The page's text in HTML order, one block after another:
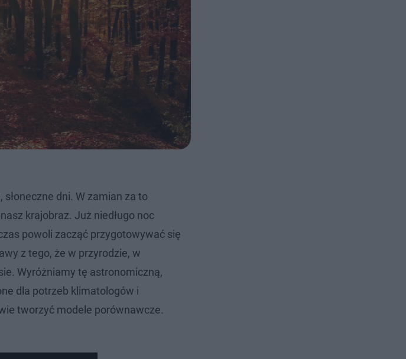
dni. W zamian za to
krajobraz. Już niedługo noc
powoli zacząć przygotowywać się
z tego, że w przyrodzie, w
Wyróżniamy tę astronomiczną,
dla potrzeb klimatologów i
tworzyć modele porównawcze.